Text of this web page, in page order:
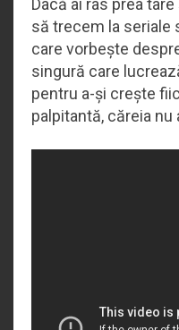
să trecem la seriale
care vorbește
singură care
pentru a-și crește
palpitantă, căreia